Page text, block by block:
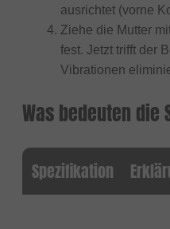
ausrichtet (vorne
Ziehe die Mutter
fest. Jetzt trifft der
Vibrationen
Was bedeuten die
Spezifikation